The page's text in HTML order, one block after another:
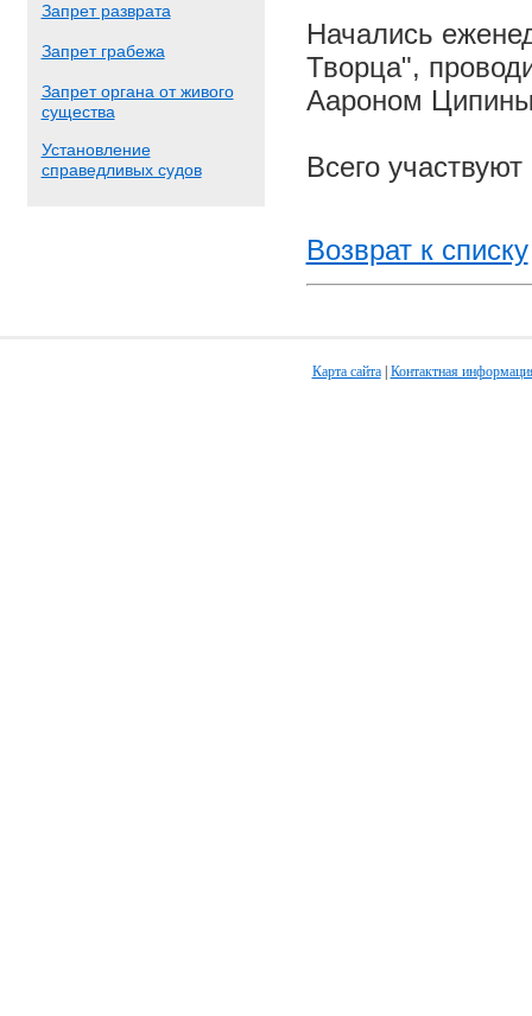
Запрет разврата
Запрет грабежа
Запрет органа от живого
существа
Установление
справедливых судов
Начались
Творца",
Аароном
Всего
Возврат к списку
Карта сайта| Контактная